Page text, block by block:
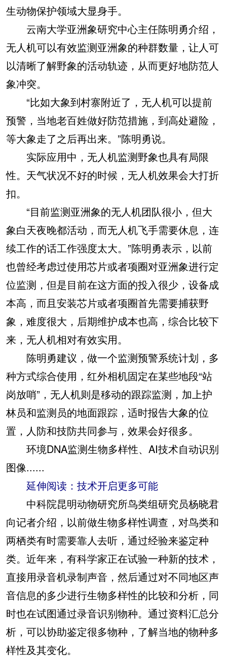
生动物保护领域大显身手。
云南大学亚洲象研究中心主任陈明勇介绍，
无人机可以有效监测亚洲象的种群数量，让人可
以清晰了解野象的活动轨迹，从而更好地防范人
象冲突。
“比如大象到村寨附近了，无人机可以提前
预警，当地老百姓做好防范措施，到高处避险，
等大象走了之后再出来。”陈明勇说。
实际应用中，无人机监测野象也具有局限
性。天气状况不好的时候，无人机效果会大打折
扣。
“目前监测亚洲象的无人机团队很小，但大
象白天夜晚都活动，而无人机飞手需要休息，连
续工作的话工作强度太大。”陈明勇表示，以前
也曾经考虑过使用芯片或者项圈对亚洲象进行定
位监测，但是目前在这方面的投入很少，设备成
本高，而且安装芯片或者项圈首先需要捕获野
象，难度很大，后期维护成本也高，综合比较下
来，无人机相对有效实用。
陈明勇建议，做一个监测预警系统计划，多
种方式综合使用，红外相机固定在某些地段“站
岗放哨”，无人机则是移动的跟踪监测，加上护
林员和监测员的地面跟踪，适时报告大象的位
置，人防和技防共同参与，效果会好很多。
环境DNA监测生物多样性、AI技术自动识别
图像......
延伸阅读：技术开启更多可能
中科院昆明动物研究所鸟类组研究员杨晓君
向记者介绍，以前做生物多样性调查，对鸟类和
两栖类有时需要靠人去听，通过经验来鉴定种
类。近年来，有科学家正在试验一种新的技术，
直接用录音机录制声音，然后通过对不同地区声
音信息的多少进行生物多样性的比较和分析，同
时也在试图通过录音识别物种。通过资料汇总分
析，可以协助鉴定很多物种，了解当地的物种多
样性及其变化。